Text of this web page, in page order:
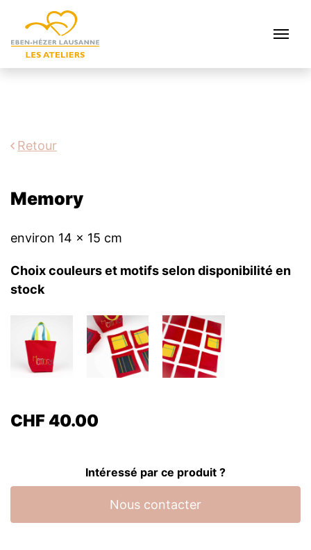
Retour
Memory
environ 14 x 15 cm
Choix couleurs et motifs selon disponibilité en
stock
CHF 40.00
Intéressé par ce produit ?
Nous contacter